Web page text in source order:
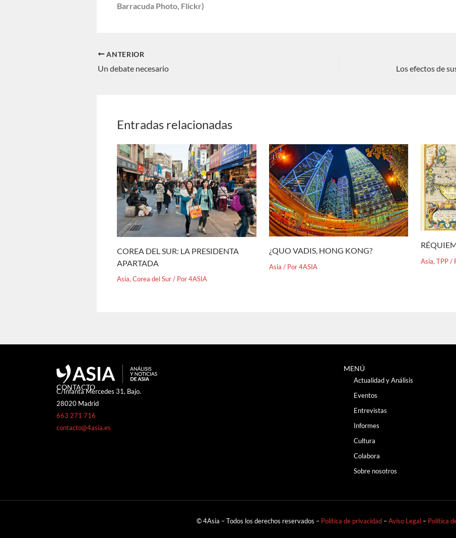
Barracuda Photo, Flickr)
ANTERIOR
Un debate necesario
Entradas relacionadas
COREA DEL SUR: LA PRESIDENTA
APARTADA
Asia, Corea del Sur/ Por4ASIA
¿QUO VADIS, HONG KONG?
Asia / Por4ASIA
Asia,TPP/
CONTACTO
C/Infanta Mercedes 31, Bajo.
28020 Madrid
663 271 716
contacto@4asia.es
MENÚ
Actualidad y Análisis
Eventos
Entrevistas
Informes
Cultura
Colabora
Sobre nosotros
© 4Asia – Todos los derechos reservados – Política de privacidad –Aviso Legal – Política